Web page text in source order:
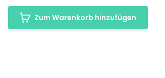
Zum Warenkorb hinzufügen